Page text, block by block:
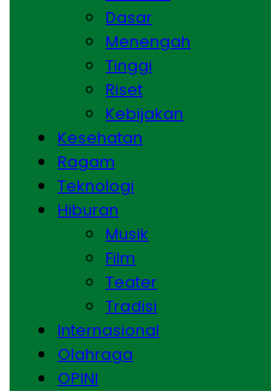
Dasar
Menengah
Tinggi
Riset
Kebijakan
Kesehatan
Ragam
Teknologi
Hiburan
Musik
Film
Teater
Tradisi
Internasional
Olahraga
OPINI